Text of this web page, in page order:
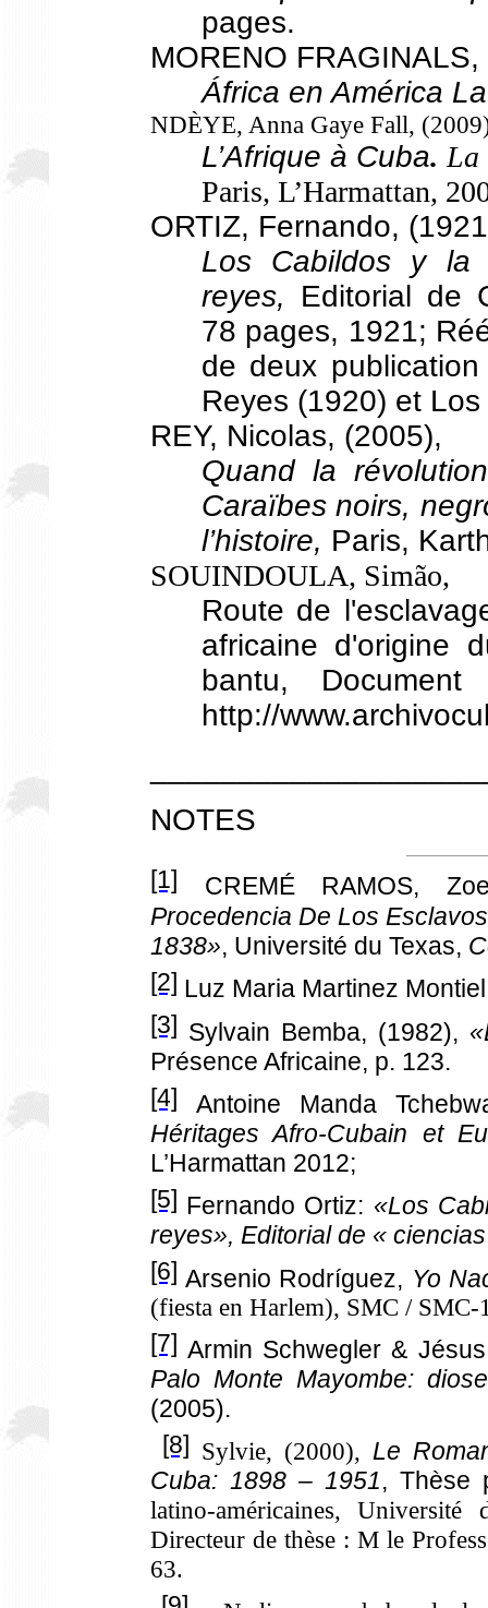
pages.
MORENO
África en América
NDÈYE, Anna Gaye Fall,
L’Afrique à Cuba. La
Paris, L’Harmattan,
ORTIZ, Fernando,
Los Cabildos y la
reyes, Editorial de
78 pages, 1921;
de deux
Reyes (1920) et
REY, Nicolas, (2005),
Quand la
Caraïbes noirs,
l’histoire, Paris,
SOUINDOULA, Simão,
Route de
africaine d'origine
bantu,
http://
NOTES
[1]
CREMÉ RAMOS,
Procedencia De Los
1838», Université du Texas,
[2] Luz Maria Martinez
[3] Sylvain Bemba, (1982),
Présence Africaine, p. 123.
[4]
Antoine Manda
Héritages Afro-Cubain et
L’Harmattan 2012;
[5] Fernando Ortiz: «Los
reyes», Editorial de «
[6] Arsenio Rodríguez, Yo
(fiesta en Harlem), SMC /
[7] Armin Schwegler &
Palo Monte Mayombe:
(2005).
[8] Sylvie, (2000), Le
Cuba: 1898 – 1951, Thèse
latino-américaines,
Directeur de thèse : M le
63.